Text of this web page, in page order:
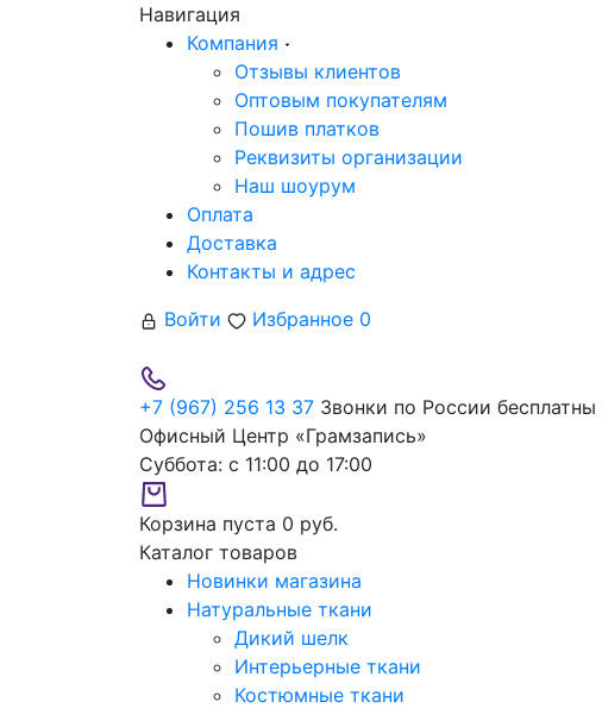
Навигация
Компания
Отзывы клиентов
Оптовым покупателям
Пошив платков
Реквизиты организации
Наш шоурум
Оплата
Доставка
Контакты и адрес
Войти
Избранное 0
+7 (967) 256 13 37 Звонки по России бесплатны
Офисный Центр «Грамзапись»
Суббота: с 11:00 до 17:00
Корзина пуста 0 руб.
Каталог товаров
Новинки магазина
Натуральные ткани
Дикий шелк
Интерьерные ткани
Костюмные ткани